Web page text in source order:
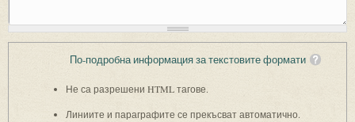
По-подробна информация за текстовите формати
Не са разрешени HTML тагове.
Линиите и параграфите се прекъсват автоматично.